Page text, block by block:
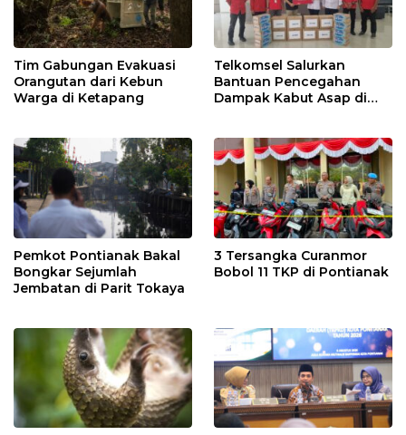
Tim Gabungan Evakuasi
Orangutan dari Kebun
Warga di Ketapang
Telkomsel Salurkan
Bantuan Pencegahan
Dampak Kabut Asap di
Pemkot Pontianak Bakal
Bongkar Sejumlah
Jembatan di Parit Tokaya
3 Tersangka Curanmor
Bobol 11 TKP di Pontianak